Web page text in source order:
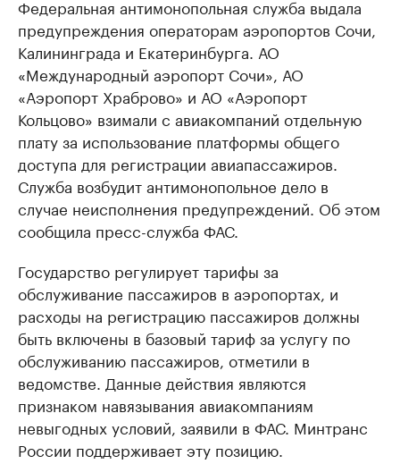
Федеральная антимонопольная служба выдала
предупреждения операторам аэропортов Сочи,
Калининграда и Екатеринбурга. АО
«Международный аэропорт Сочи», АО
«Аэропорт Храброво» и АО «Аэропорт
Кольцово» взимали с авиакомпаний отдельную
плату за использование платформы общего
доступа для регистрации авиапассажиров.
Служба возбудит антимонопольное дело в
случае неисполнения предупреждений. Об этом
сообщила пресс-служба ФАС.
Государство регулирует тарифы за
обслуживание пассажиров в аэропортах, и
расходы на регистрацию пассажиров должны
быть включены в базовый тариф за услугу по
обслуживанию пассажиров, отметили в
ведомстве. Данные действия являются
признаком навязывания авиакомпаниям
невыгодных условий, заявили в ФАС. Минтранс
России поддерживает эту позицию.